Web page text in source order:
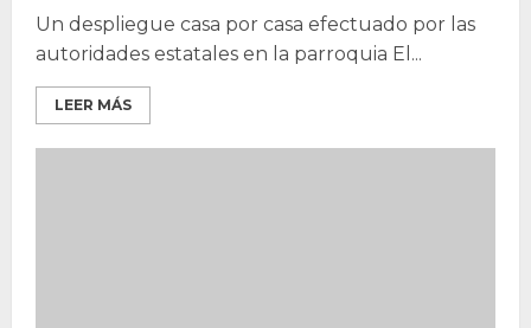
Un despliegue casa por casa efectuado por las
autoridades estatales en la parroquia El...
LEER MÁS